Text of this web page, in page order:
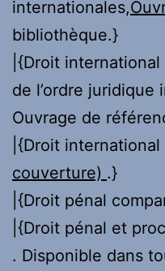
internationales,
bibliothèque.}
|{Droit
de l’ordre juridique
Ouvrage de
|{Droit international
couverture) .}
|{Droit pénal
|{Droit pénal et
. Disponible dans